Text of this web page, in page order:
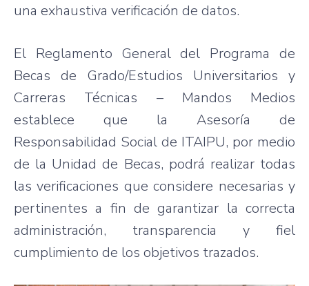
una exhaustiva verificación de datos.
El Reglamento General del Programa de
Becas de Grado/Estudios Universitarios y
Carreras Técnicas – Mandos Medios
establece que la Asesoría de
Responsabilidad Social de ITAIPU, por medio
de la Unidad de Becas, podrá realizar todas
las verificaciones que considere necesarias y
pertinentes a fin de garantizar la correcta
administración, transparencia y fiel
cumplimiento de los objetivos trazados.